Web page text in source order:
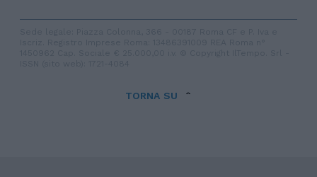
TORNA SU